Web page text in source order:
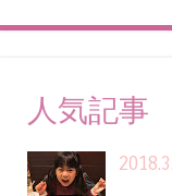
人気記事